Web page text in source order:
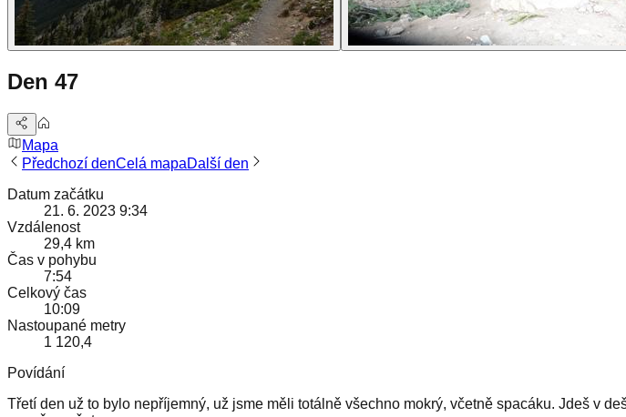
Den 47
Mapa
Předchozí denCelá mapaDalší den
Datum začátku
21. 6. 2023 9:34
Vzdálenost
29,4 km
Čas v pohybu
7:54
Celkový čas
10:09
Nastoupané metry
1 120,4
Povídání
Třetí den už to bylo nepříjemný, už jsme měli totálně všechno mokrý, včetně spacáku. Jdeš v